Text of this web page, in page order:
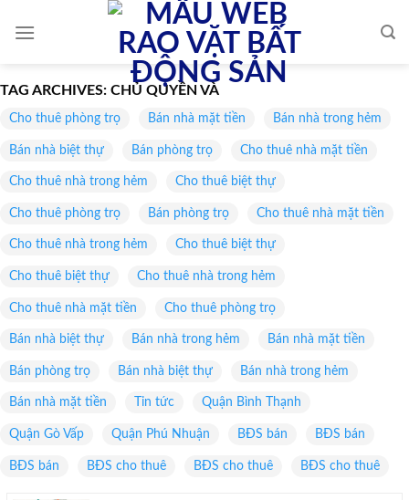
TAG ARCHIVES: CHỦ QUYỀN VÀ
Cho thuê phòng trọ Bán nhà mặt tiền Bán nhà trong hẻm
Bán nhà biệt thự Bán phòng trọ Cho thuê nhà mặt tiền
Cho thuê nhà trong hẻm Cho thuê biệt thự
Cho thuê phòng trọ Bán phòng trọ Cho thuê nhà mặt tiền
Cho thuê nhà trong hẻm Cho thuê biệt thự
Cho thuê biệt thự Cho thuê nhà trong hẻm
Cho thuê nhà mặt tiền Cho thuê phòng trọ
Bán nhà biệt thự Bán nhà trong hẻm Bán nhà mặt tiền
Bán phòng trọ Bán nhà biệt thự Bán nhà trong hẻm
Bán nhà mặt tiền Tin tức Quận Bình Thạnh
Quận Gò Vấp Quận Phú Nhuận BĐS bán BĐS bán
BĐS bán BĐS cho thuê BĐS cho thuê BĐS cho thuê